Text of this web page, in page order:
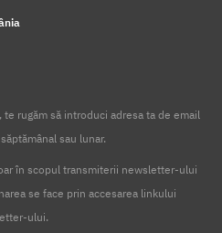
rugăm să introduci adresa ta de email
sau lunar.
în scopul transmiterii newsletter-ului
se face prin accesarea linkului
ului.